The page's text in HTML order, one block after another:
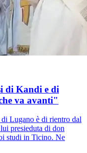
di Kandi e di
va avanti"
Lugano è di rientro dal
presieduta di don
studi in Ticino. Ne